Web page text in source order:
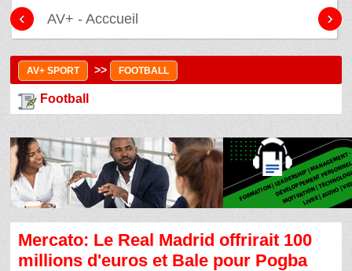
AV+ - Acccueil
‹ ›
AV+ SPORT >> FOOTBALL
Football
Mercato: Le Real Madrid offrirait 100
millions d'euros et Bale pour Pogba